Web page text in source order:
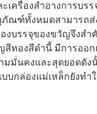
เครื่องสําอางการบ
ภัณฑ์ทั้งหมดสามารถ
องบรรจุของขวัญจึงสํ
ทองสีดํานี้ มีการออก
มั่นคงและสุดยอดดัง
บกล่องแม่เหล็กยังทํ